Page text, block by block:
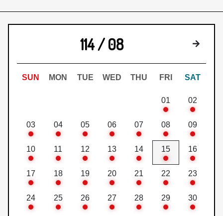
114 / 08 下個月
SUN MON TUE WED THU FRI SAT
01 02
03 04 05 06 07 08 09
10 11 12 13 14 15 16
17 18 19 20 21 22 23
24 25 26 27 28 29 30